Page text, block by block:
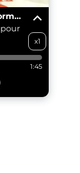
Les zooms de la rédac - Normandie
les joueuses
x1
1:45
...